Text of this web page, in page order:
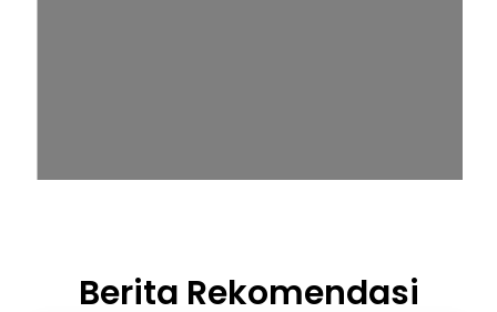
Berita Rekomendasi